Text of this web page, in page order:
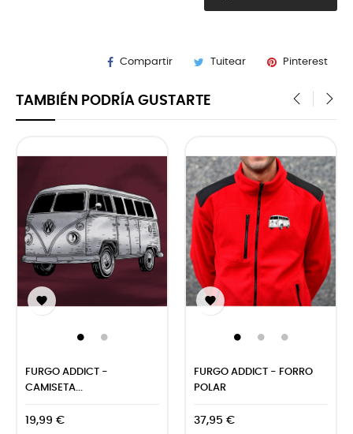
Compartir Tuitear Pinterest
TAMBIÉN PODRÍA GUSTARTE

FURGO ADDICT -
CAMISETA...
19,99 €

FURGO ADDICT - FORRO
POLAR
37,95 €